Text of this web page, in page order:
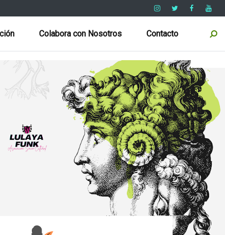
Colabora con Nosotros Contacto